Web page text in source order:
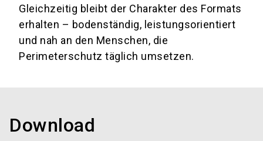
Gleichzeitig bleibt der Charakter des Formats
erhalten – bodenständig, leistungsorientiert
und nah an den Menschen, die
Perimeterschutz täglich umsetzen.
Download